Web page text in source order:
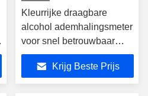
Kleurrijke draagbare
alcohol ademhalingsmeter
voor snel betrouwbaar
testen XJ1000
Krijg Beste Prijs